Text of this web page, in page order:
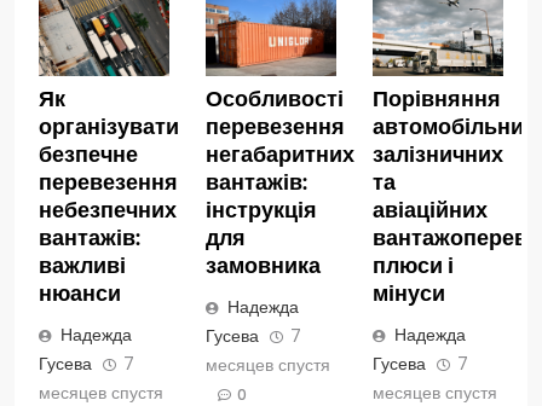
Як
організувати
безпечне
перевезення
небезпечних
вантажів:
важливі
нюанси
Надежда
Гусева
7
месяцев спустя
Особливості
перевезення
негабаритних
вантажів:
інструкція
для
замовника
Надежда
Гусева
7
месяцев спустя
0
Порівняння
автомобільних,
залізничних
та
авіаційних
плюси і
мінуси
Надежда
Гусева
7
месяцев спустя